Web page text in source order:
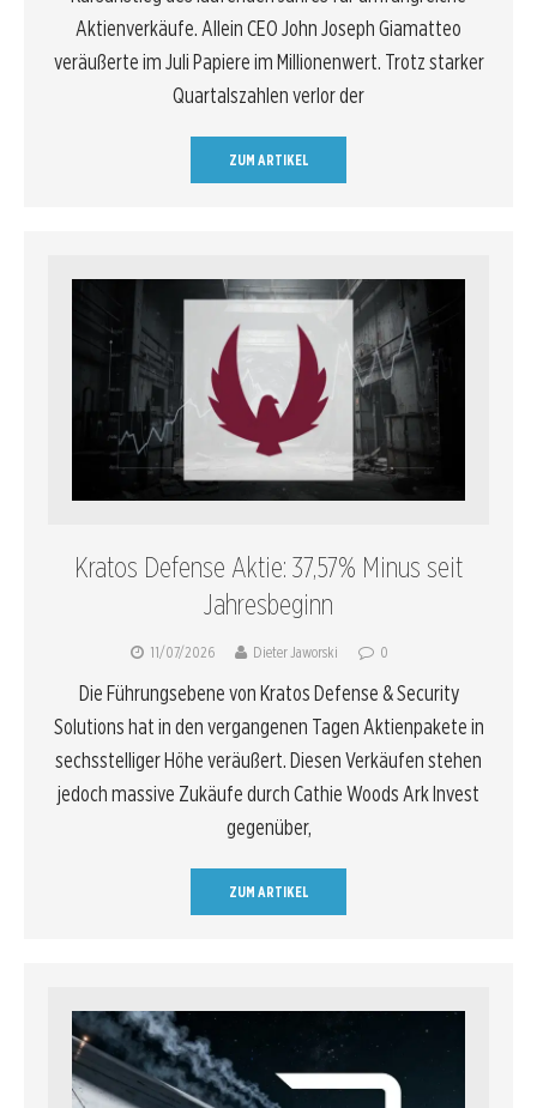
Aktienverkäufe. Allein CEO John Joseph Giamatteo
veräußerte im Juli Papiere im Millionenwert. Trotz starker
Quartalszahlen verlor der
ZUM ARTIKEL
Kratos Defense Aktie: 37,57% Minus seit
Jahresbeginn
11/07/2026 Dieter Jaworski 0
Die Führungsebene von Kratos Defense & Security
Solutions hat in den vergangenen Tagen Aktienpakete in
sechsstelliger Höhe veräußert. Diesen Verkäufen stehen
jedoch massive Zukäufe durch Cathie Woods Ark Invest
gegenüber,
ZUM ARTIKEL